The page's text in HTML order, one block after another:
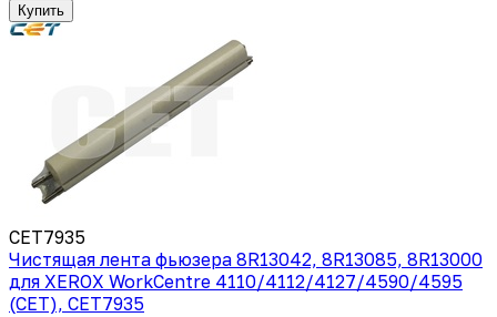
Купить
CET7935
Чистящая лента фьюзера 8R13042, 8R13085, 8R13000
для XEROX WorkCentre 4110/4112/4127/4590/4595
(CET), CET7935